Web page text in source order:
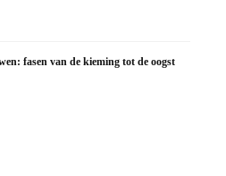
fasen van de kieming tot de oogst